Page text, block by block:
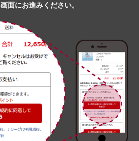
面にお進みください。